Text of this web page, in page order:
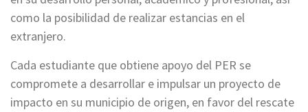
como la posibilidad de realizar estancias en el
extranjero.
Cada estudiante que obtiene apoyo del PER se
compromete a desarrollar e impulsar un proyecto de
impacto en su municipio de origen, en favor del rescate